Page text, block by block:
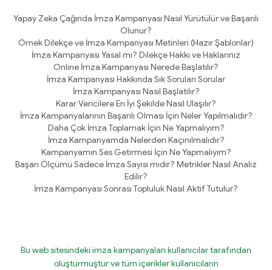
Yapay Zeka Çağında İmza Kampanyası Nasıl Yürütülür ve Başarılı
Olunur?
Örnek Dilekçe ve İmza Kampanyası Metinleri (Hazır Şablonlar)
İmza Kampanyası Yasal mı? Dilekçe Hakkı ve Haklarınız
Online İmza Kampanyası Nerede Başlatılır?
İmza Kampanyası Hakkında Sık Sorulan Sorular
İmza Kampanyası Nasıl Başlatılır?
Karar Vericilere En İyi Şekilde Nasıl Ulaşılır?
İmza Kampanyalarının Başarılı Olması İçin Neler Yapılmalıdır?
Daha Çok İmza Toplamak İçin Ne Yapmalıyım?
İmza Kampanyamda Nelerden Kaçınılmalıdır?
Kampanyamın Ses Getirmesi İçin Ne Yapmalıyım?
Başarı Ölçümü Sadece İmza Sayısı mıdır? Metrikler Nasıl Analiz
Edilir?
İmza Kampanyası Sonrası Topluluk Nasıl Aktif Tutulur?
Bu web sitesindeki imza kampanyaları kullanıcılar tarafından
oluşturmuştur ve tüm içerikler kullanıcıların